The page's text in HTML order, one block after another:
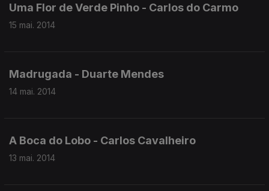
Uma Flor de Verde Pinho - Carlos do Carmo
15 mai. 2014
Madrugada - Duarte Mendes
14 mai. 2014
A Boca do Lobo - Carlos Cavalheiro
13 mai. 2014